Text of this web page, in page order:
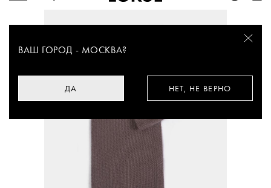
ВАШ ГОРОД - МОСКВА?
ДА НЕТ, НЕ ВЕРНО